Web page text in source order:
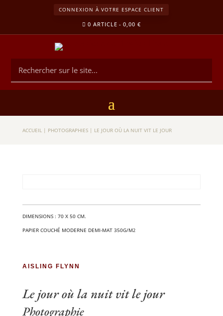
CONNEXION À VOTRE ESPACE CLIENT
0 ARTICLE 0,00 €
ACCUEIL| PHOTOGRAPHIES| LE JOUR OÙ LA NUIT VIT LE JOUR
DIMEN­SIONS : 70 X 50 CM.
PAPIER COU­CHÉ MODERNE DEMI-MAT 350G/M2
AISLING FLYNN
Le jour où la nuit vit le jour
Pho­to­gra­phie